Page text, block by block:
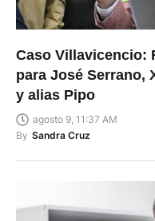
Caso Villavicencio:
para José Serrano,
y alias Pipo
agosto 9, 11:37 AM
By Sandra Cruz